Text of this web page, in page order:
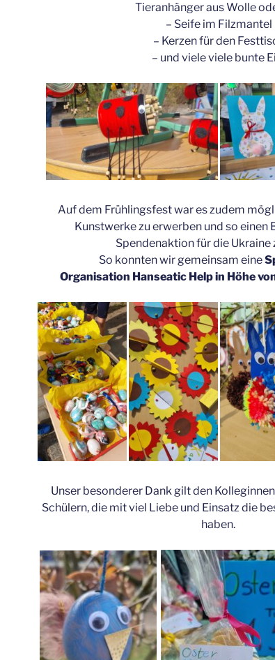
Tieranhänger aus Wolle
– Seife im Filzmantel
– Kerzen für den
– und viele viele bunte
Auf dem Frühlingsfest war es zudem
Kunstwerke zu erwerben und so einen
Spendenaktion für die Ukraine
So konnten wir gemeinsam eine
Organisation Hanseatic Help in Höhe
Unser besonderer Dank gilt den
Schülern, die mit viel Liebe und Einsatz die
haben.